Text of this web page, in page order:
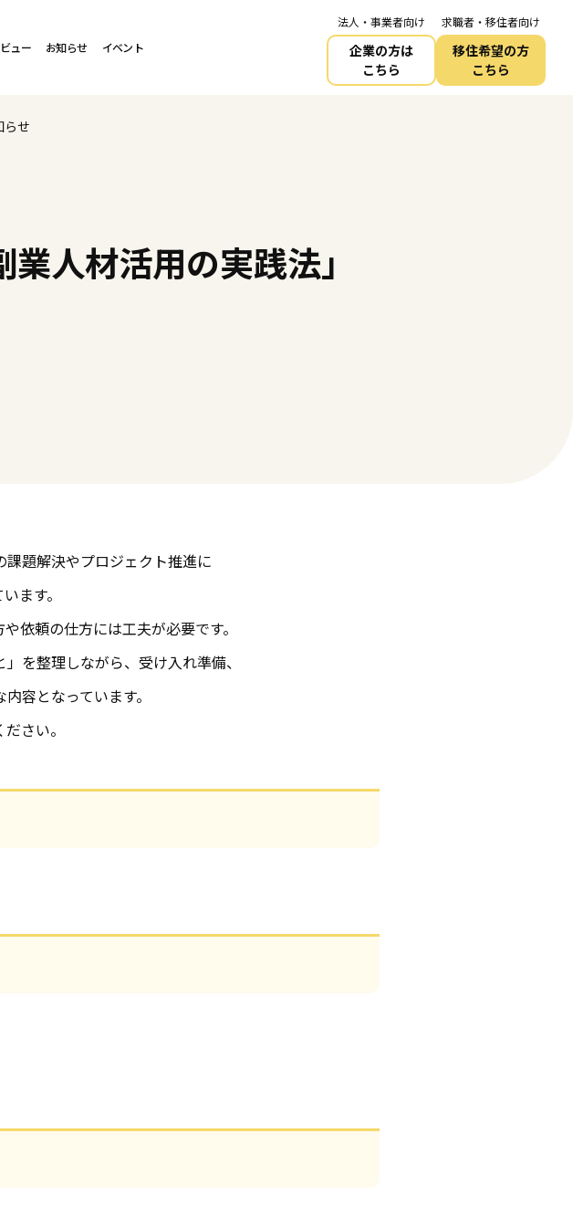
ュー お知らせ イベント
法人・事業者向け
企業の方は
こちら
求職者・移住者向け
移住希望の方
こちら
らせ
人材活用の実践法」
題解決やプロジェクト推進に
ます。
依頼の仕方には工夫が必要です。
を整理しながら、受け入れ準備、
容となっています。
さい。